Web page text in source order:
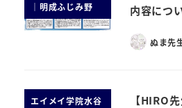
｜明成ふじみ野
内容につ
ぬま先
エイメイ学院水谷
【HIRO